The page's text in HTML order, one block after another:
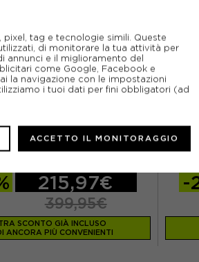
HAGLOFS
PIUMA ROSSON DOWN TRUE
215,97€
399,95€
SCONTO GIÀ INCLUSO
ANCORA PIÙ CONVENIENTI
-
tag e tecnologie simili. Queste
di monitorare la tua attività per
annunci e il miglioramento del
come Google, Facebook e
la navigazione con le impostazioni
i tuoi dati per fini obbligatori (ad
ACCETTO IL MONITORAGGIO